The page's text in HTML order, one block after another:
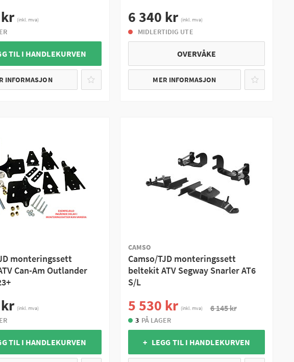
(inkl. mva)
TIL I HANDLEKURVEN
INFORMASJON
6 340 kr (inkl. mva)
MIDLERTIDIG UTE
OVERVÅKE
MER INFORMASJON
monteringssett
Can-Am Outlander
(inkl. mva)
TIL I HANDLEKURVEN
CAMSO
Camso/TJD monteringssett
beltekit ATV Segway Snarler AT6
S/L
5 530 kr (inkl. mva) 6 145 kr
3 PÅ LAGER
+ LEGG TIL I HANDLEKURVEN